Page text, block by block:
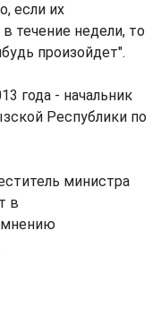
если их
течение недели, то
произойдет".
года - начальник
Республики по
министра
в
мнению